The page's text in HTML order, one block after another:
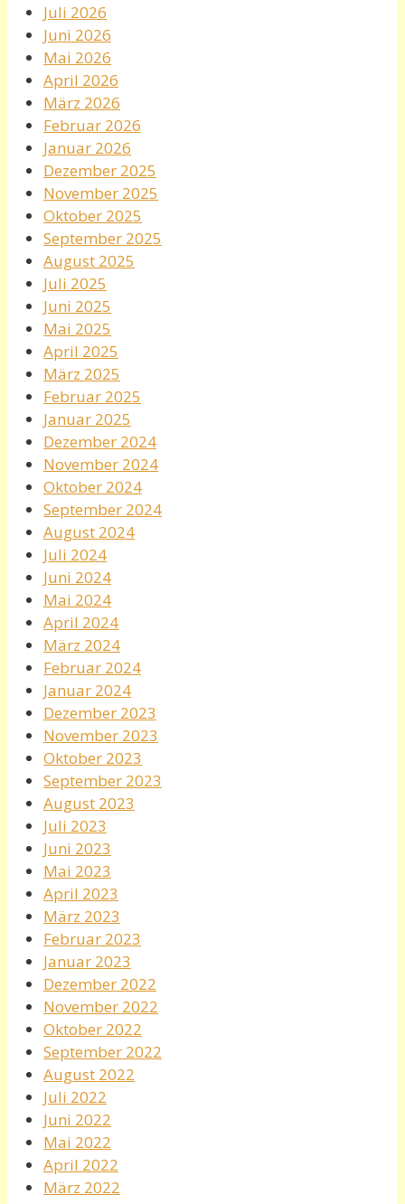
Juli 2026
Juni 2026
Mai 2026
April 2026
März 2026
Februar 2026
Januar 2026
Dezember 2025
November 2025
Oktober 2025
September 2025
August 2025
Juli 2025
Juni 2025
Mai 2025
April 2025
März 2025
Februar 2025
Januar 2025
Dezember 2024
November 2024
Oktober 2024
September 2024
August 2024
Juli 2024
Juni 2024
Mai 2024
April 2024
März 2024
Februar 2024
Januar 2024
Dezember 2023
November 2023
Oktober 2023
September 2023
August 2023
Juli 2023
Juni 2023
Mai 2023
April 2023
März 2023
Februar 2023
Januar 2023
Dezember 2022
November 2022
Oktober 2022
September 2022
August 2022
Juli 2022
Juni 2022
Mai 2022
April 2022
März 2022